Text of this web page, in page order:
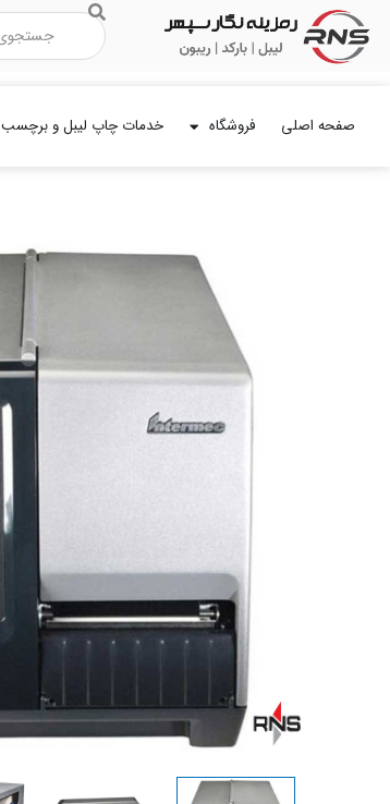
پرش
جستجو
صفحه اصلی فروشگاه خدمات چاپ لیبل و برچسب